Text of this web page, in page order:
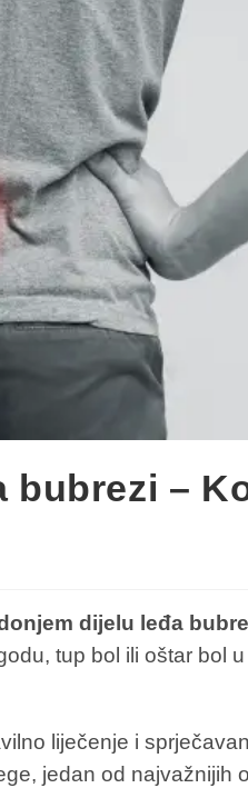
bubrezi –
dijelu leđa
tup bol ili oštar bol
liječenje i
jedan od najvažnijih